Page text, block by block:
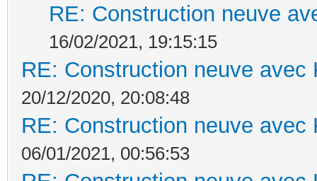
RE: Construction neuve
16/02/2021, 19:15:15
RE: Construction neuve avec
20/12/2020, 20:08:48
RE: Construction neuve avec
06/01/2021, 00:56:53